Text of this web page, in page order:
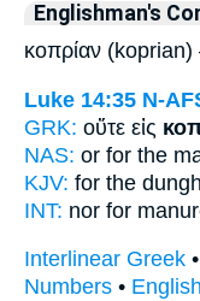
Englishman's
κοπρίαν
Luke 14:35 N-
GRK: οὔτε εἰς
NAS: or for the
KJV: for the
INT: nor for
Interlinear Greek •
Numbers •